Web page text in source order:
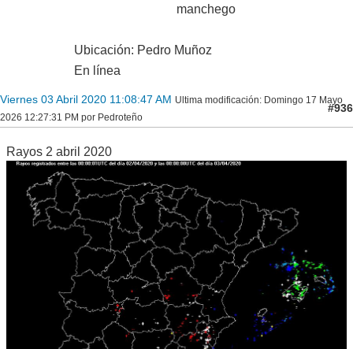
manchego
Ubicación: Pedro Muñoz
En línea
Viernes 03 Abril 2020 11:08:47 AM Ultima modificación: Domingo 17 Mayo
2026 12:27:31 PM por Pedroteño
#936
Rayos 2 abril 2020